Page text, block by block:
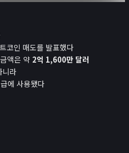
코인 매도를 발표했다
액은 약 2억 1,600만 달러
니라
에 사용됐다